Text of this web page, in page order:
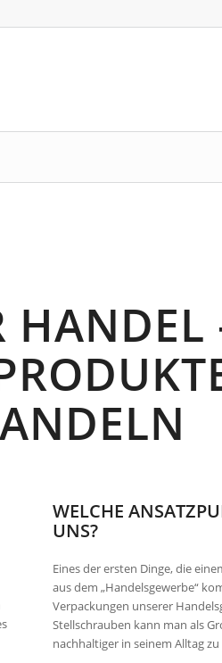
HANDEL
WELCHE
UNS?
Eines der ersten Dinge, die
aus dem „Handelsgewerbe“
Verpackungen unserer
Stellschrauben kann man als
nachhaltiger in seinem Alltag zu